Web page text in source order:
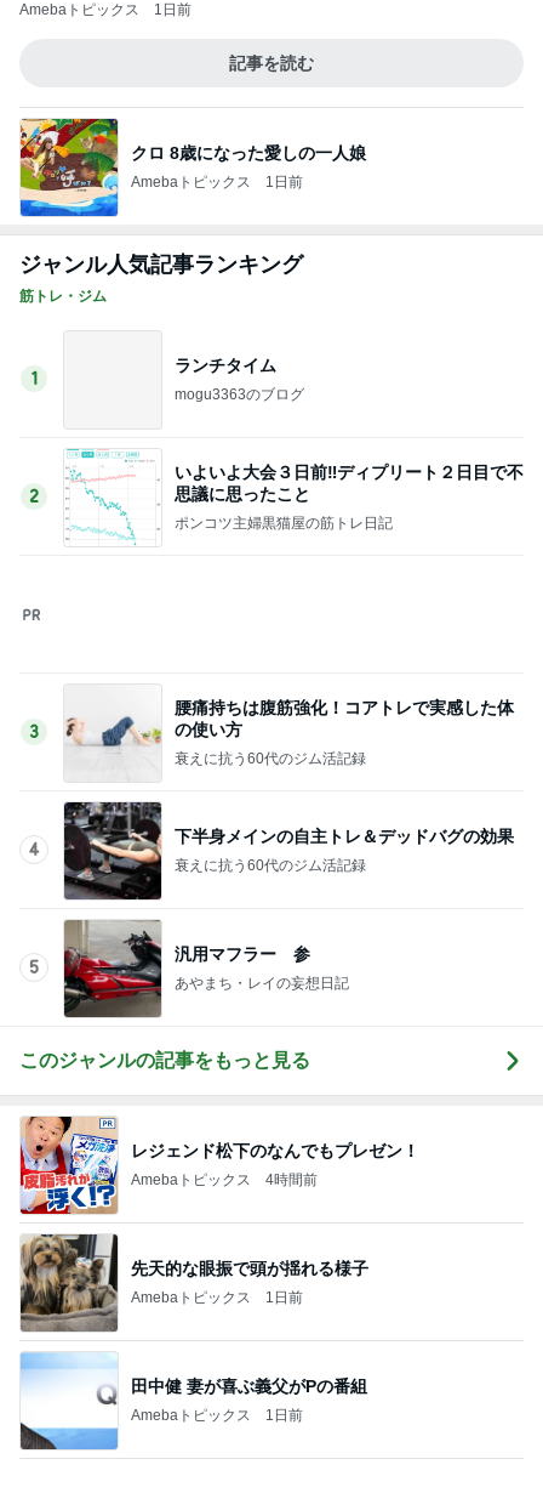
ランチタイム
2
思議に思ったこと
3
腰痛持ちは腹筋強化！コアトレで実感した体
の使い方
4
下半身メインの自主トレ＆デッドバグの効果
衰えに抗う60代のジム活記録
5
汎用マフラー 参
レジェンド松下のなんでもプレゼン！
Amebaトピックス 4時間前
先天的な眼振で頭が揺れる様子
Amebaトピックス 1日前
田中健 妻が喜ぶ義父がPの番組
Amebaトピックス 1日前
Amebaトピックス 13時間前
痛みに耐え買いに行ったのに買った物
Amebaトピックス 1日前